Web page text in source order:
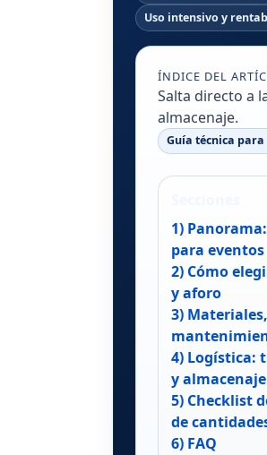
Uso intensivo y
ÍNDICE DEL
Salta directo a
almacenaje.
Guía técnica para
1)
para eventos
2) Cómo
y aforo
3)
4) Logística:
y almacenaje
5) Checklist
de
6) FAQ